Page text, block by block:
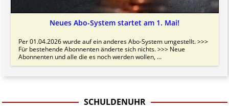
Neues Abo-System startet am 1. Mai!
Per 01.04.2026 wurde auf ein anderes Abo-System umgestellt. >>>
Für bestehende Abonnenten änderte sich nichts. >>> Neue
Abonnenten und alle die es noch werden wollen, ...
SCHULDENUHR